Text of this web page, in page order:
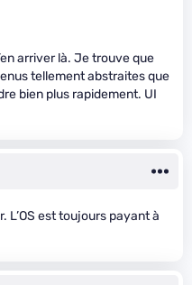
arriver là. Je trouve que
tellement abstraites que
bien plus rapidement. UI
L’OS est toujours payant à